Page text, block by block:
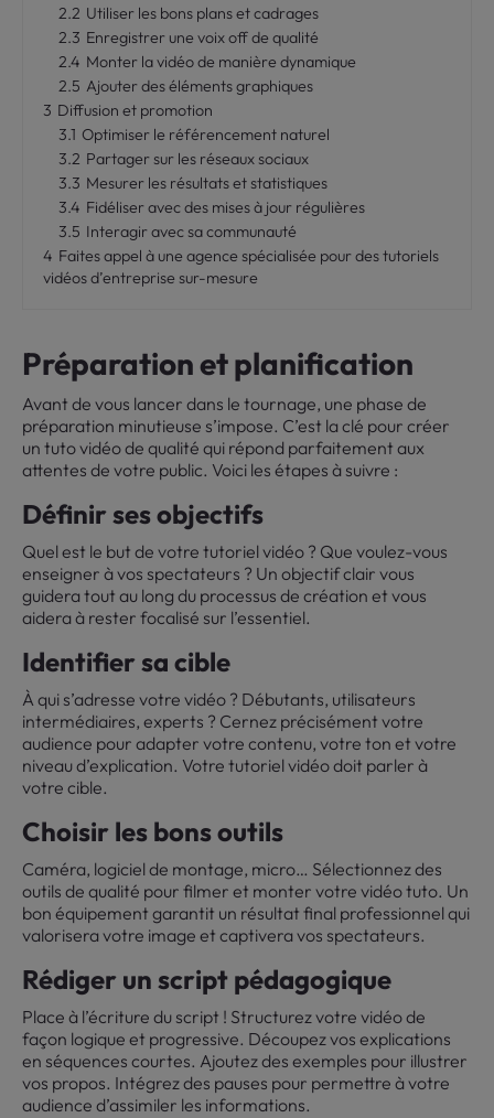
2.2 Utiliser les bons plans et cadrages
2.3 Enregistrer une voix off de qualité
2.4 Monter la vidéo de manière dynamique
2.5 Ajouter des éléments graphiques
3 Diffusion et promotion
3.1 Optimiser le référencement naturel
3.2 Partager sur les réseaux sociaux
3.3 Mesurer les résultats et statistiques
3.4 Fidéliser avec des mises à jour régulières
3.5 Interagir avec sa communauté
4 Faites appel à une agence spécialisée pour des tutoriels
vidéos d’entreprise sur-mesure
Préparation et planification
Avant de vous lancer dans le tournage, une phase de
préparation minutieuse s’impose. C’est la clé pour créer
un tuto vidéo de qualité qui répond parfaitement aux
attentes de votre public. Voici les étapes à suivre :
Définir ses objectifs
Quel est le but de votre tutoriel vidéo ? Que voulez-vous
enseigner à vos spectateurs ? Un objectif clair vous
guidera tout au long du processus de création et vous
aidera à rester focalisé sur l’essentiel.
Identifier sa cible
À qui s’adresse votre vidéo ? Débutants, utilisateurs
intermédiaires, experts ? Cernez précisément votre
audience pour adapter votre contenu, votre ton et votre
niveau d’explication. Votre tutoriel vidéo doit parler à
votre cible.
Choisir les bons outils
Caméra, logiciel de montage, micro… Sélectionnez des
outils de qualité pour filmer et monter votre vidéo tuto. Un
bon équipement garantit un résultat final professionnel qui
valorisera votre image et captivera vos spectateurs.
Rédiger un script pédagogique
Place à l’écriture du script ! Structurez votre vidéo de
façon logique et progressive. Découpez vos explications
en séquences courtes. Ajoutez des exemples pour illustrer
vos propos. Intégrez des pauses pour permettre à votre
audience d’assimiler les informations.